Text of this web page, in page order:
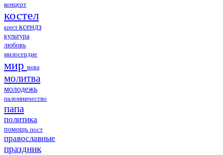
концерт
костел
крест ксендз
культура
любовь
милосердие
мир мова
молитва
молодежь
паломничество
папа
политика
помощь пост
православные
праздник